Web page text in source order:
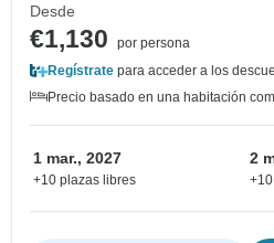
Desde
€1,130
por persona
Regístrate para acceder a los
Precio basado en una habitación
1 mar., 2027
+10 plazas libres
2